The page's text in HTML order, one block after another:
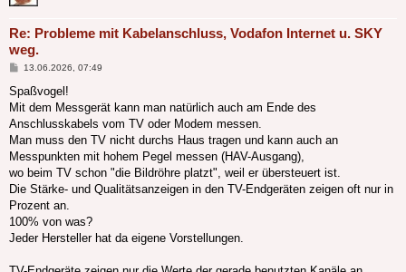
Re: Probleme mit Kabelanschluss, Vodafon Internet u. SKY
weg.
Beitrag
13.06.2026, 07:49
Spaßvogel!
Mit dem Messgerät kann man natürlich auch am Ende des
Anschlusskabels vom TV oder Modem messen.
Man muss den TV nicht durchs Haus tragen und kann auch an
Messpunkten mit hohem Pegel messen (HAV-Ausgang),
wo beim TV schon "die Bildröhre platzt", weil er übersteuert ist.
Die Stärke- und Qualitätsanzeigen in den TV-Endgeräten zeigen oft nur in
Prozent an.
100% von was?
Jeder Hersteller hat da eigene Vorstellungen.